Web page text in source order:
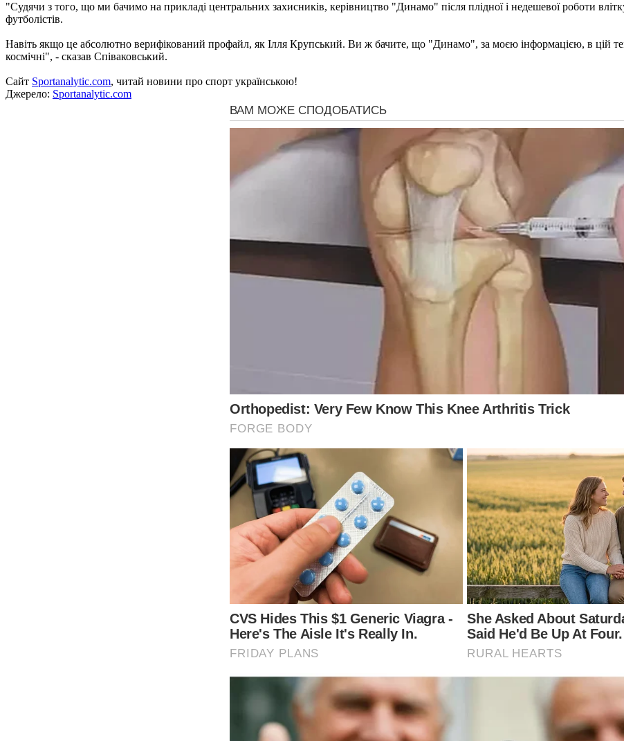
"Судячи з того, що ми бачимо на прикладі центральних захисників, керівництво "Динамо" після плідної і недешевої роботи
футболістів.
Навіть якщо це абсолютно верифікований профайл, як Ілля Крупський. Ви ж бачите, що "Динамо", за моєю інформацією, в
космічні", - сказав Співаковський.
Сайт Sportanalytic.com, читай новини про спорт українською!
Джерело: Sportanalytic.com